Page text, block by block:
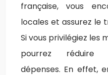
française, vous
locales et assurez le
Si vous privilégiez les
pourrez réduire
dépenses. En effet,